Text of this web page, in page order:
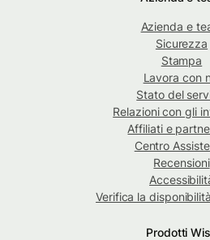
Azienda e
Sicurezza
Stampa
Lavora con
Stato del
Relazioni con gli
Affiliati e
Centro
Recensioni
Verifica la
Prodotti